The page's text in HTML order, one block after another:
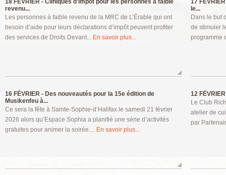
18 FÉVRIER - Cliniques d’impôt pour les personnes à faible
revenu...
Les personnes à faible revenu de la MRC de L’Érable qui ont
besoin d’aide pour leurs déclarations d’impôt peuvent profiter
des services de Droits Devant... En savoir plus...
17
le...
Dans le but
de stimuler
programme
16 FÉVRIER - Des nouveautés pour la 15e édition de
Musikenfeu à...
Ce sera la fête à Sainte-Sophie-d’Halifax le samedi 21 février
2026 alors qu’Espace Sophia a planifié une série d’activités
gratuites pour animer la soirée.... En savoir plus...
12
Le Club
atelier de
par